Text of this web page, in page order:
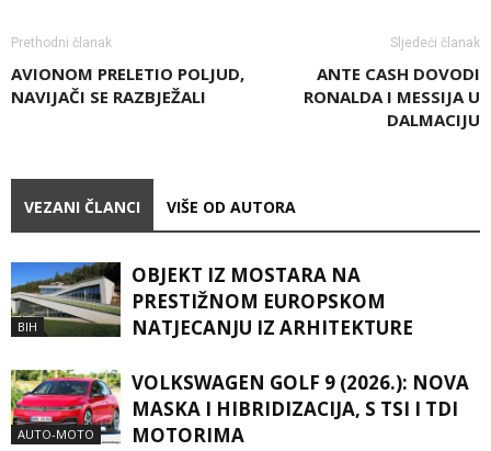
Prethodni članak
AVIONOM PRELETIO POLJUD,
NAVIJAČI SE RAZBJEŽALI
Sljedeći članak
ANTE CASH DOVODI
RONALDA I MESSIJA U
DALMACIJU
VEZANI ČLANCI VIŠE OD AUTORA
BIH
OBJEKT IZ MOSTARA NA
PRESTIŽNOM EUROPSKOM
NATJECANJU IZ ARHITEKTURE
AUTO-MOTO
VOLKSWAGEN GOLF 9 (2026.): NOVA
MASKA I HIBRIDIZACIJA, S TSI I TDI
MOTORIMA